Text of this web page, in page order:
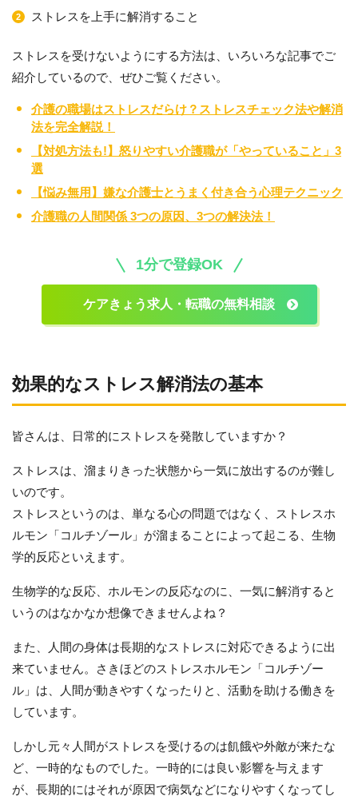
ストレスを上手に解消すること
ストレスを受けないようにする方法は、いろいろな記事でご
紹介しているので、ぜひご覧ください。
介護の職場はストレスだらけ？ストレスチェック法や解消
法を完全解説！
【対処方法も!】怒りやすい介護職が「やっていること」3
選
【悩み無用】嫌な介護士とうまく付き合う心理テクニック
介護職の人間関係 3つの原因、3つの解決法！
1分で登録OK
ケアきょう求人・転職の無料相談
効果的なストレス解消法の基本
皆さんは、日常的にストレスを発散していますか？
ストレスは、溜まりきった状態から一気に放出するのが難し
いのです。
ストレスというのは、単なる心の問題ではなく、ストレスホ
ルモン「コルチゾール」が溜まることによって起こる、生物
学的反応といえます。
生物学的な反応、ホルモンの反応なのに、一気に解消すると
いうのはなかなか想像できませんよね？
また、人間の身体は長期的なストレスに対応できるように出
来ていません。さきほどのストレスホルモン「コルチゾー
ル」は、人間が動きやすくなったりと、活動を助ける働きを
しています。
しかし元々人間がストレスを受けるのは飢餓や外敵が来たな
ど、一時的なものでした。一時的には良い影響を与えます
が、長期的にはそれが原因で病気などになりやすくなってし